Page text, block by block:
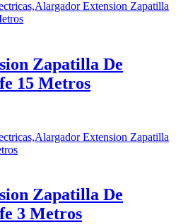
Zapatilla De
15 Metros
Zapatilla De
3 Metros